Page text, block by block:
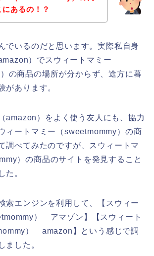
あるの！？
でいるのだと思います。実際私自身
）でスウィートマミー
の商品の場所が分からず、途方に暮
があります。
amazon）をよく使う友人にも、協力
ィートマミー（sweetmommy）の商
調べてみたのですが、スウィートマ
）の商品のサイトを発見すること
た。
索エンジンを利用して、【スウィー
） アマゾン】【スウィート
） amazon】という感じで調
ました。